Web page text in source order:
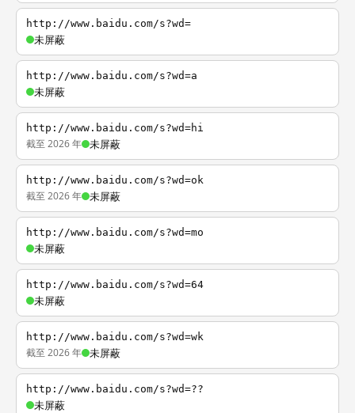
http://www.baidu.com/s?wd=
未屏蔽
http://www.baidu.com/s?wd=a
未屏蔽
http://www.baidu.com/s?wd=hi
截至 2026 年 未屏蔽
http://www.baidu.com/s?wd=ok
截至 2026 年 未屏蔽
http://www.baidu.com/s?wd=mo
未屏蔽
http://www.baidu.com/s?wd=64
未屏蔽
http://www.baidu.com/s?wd=wk
截至 2026 年 未屏蔽
http://www.baidu.com/s?wd=??
未屏蔽